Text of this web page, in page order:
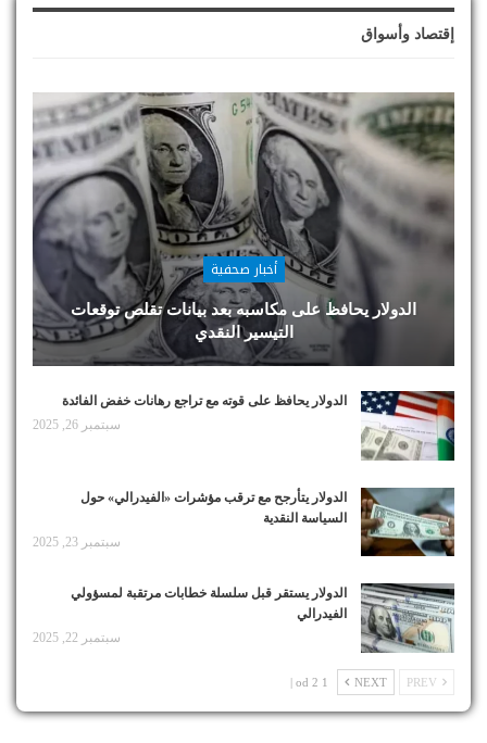
إقتصاد وأسواق
أخبار صحفية
الدولار يحافظ على مكاسبه بعد بيانات تقلص توقعات
التيسير النقدي
الدولار يحافظ على قوته مع تراجع رهانات خفض الفائدة
سبتمبر 26, 2025
الدولار يتأرجح مع ترقب مؤشرات «الفيدرالي» حول
السياسة النقدية
سبتمبر 23, 2025
الدولار يستقر قبل سلسلة خطابات مرتقبة لمسؤولي
الفيدرالي
سبتمبر 22, 2025
NEXT
1 od 2 |